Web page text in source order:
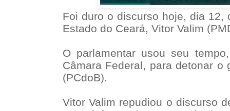
Foi duro o discurso hoje, dia 12,
Estado do Ceará, Vitor Valim
O parlamentar usou seu
Câmara Federal, para detonar o
(PCdoB).
Vitor Valim repudiou o discurso